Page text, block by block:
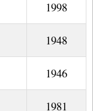
1998
1948
1946
1981